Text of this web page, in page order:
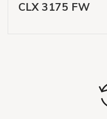
CLX 3175 FW